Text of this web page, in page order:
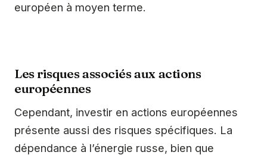
européen à moyen terme.
Les risques associés aux actions
européennes
Cependant, investir en actions européennes
présente aussi des risques spécifiques. La
dépendance à l’énergie russe, bien que